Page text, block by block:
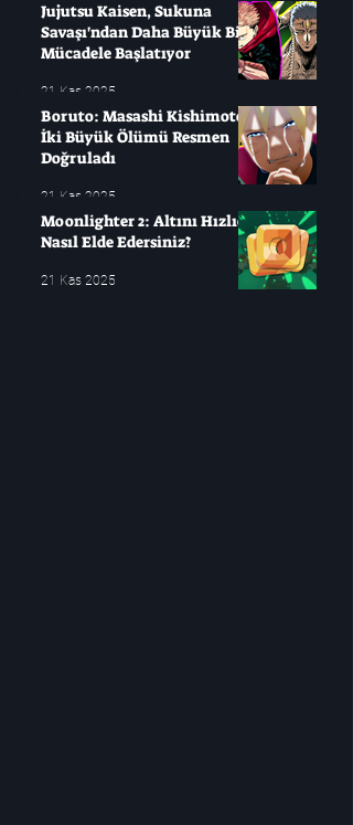
Jujutsu Kaisen, Sukuna
Savaşı'ndan Daha Büyük Bir
Mücadele Başlatıyor
21 Kas 2025
Boruto: Masashi Kishimoto
İki Büyük Ölümü Resmen
Doğruladı
21 Kas 2025
Moonlighter 2: Altını Hızlıca
Nasıl Elde Edersiniz?
21 Kas 2025